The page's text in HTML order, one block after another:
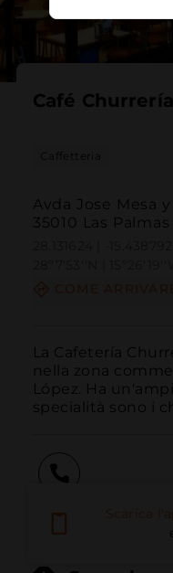
Café
Caffetteria
Avda Jose Mesa
35010 Las
La Cafetería
nella zona
López. Ha
specialità sono i